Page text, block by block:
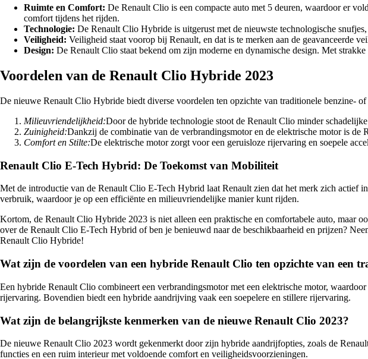
Ruimte en Comfort: De Renault Clio is een compacte auto met 5 deuren, waardoor er
comfort tijdens het rijden.
Technologie: De Renault Clio Hybride is uitgerust met de nieuwste technologische
Veiligheid: Veiligheid staat voorop bij Renault, en dat is te merken aan de geavanceerde
Design: De Renault Clio staat bekend om zijn moderne en dynamische design. Met
Voordelen van de Renault Clio Hybride 2023
De nieuwe Renault Clio Hybride biedt diverse voordelen ten opzichte van traditionele benzine-
Milieuvriendelijkheid:Door de hybride technologie stoot de Renault Clio minder
Zuinigheid:Dankzij de combinatie van de verbrandingsmotor en de elektrische motor is
Comfort en Stilte:De elektrische motor zorgt voor een geruisloze rijervaring en soepele
Renault Clio E-Tech Hybrid: De Toekomst van Mobiliteit
Met de introductie van de Renault Clio E-Tech Hybrid laat Renault zien dat het merk zich actief
verbruik, waardoor je op een efficiënte en milieuvriendelijke manier kunt rijden.
Kortom, de Renault Clio Hybride 2023 is niet alleen een praktische en comfortabele auto, maar
over de Renault Clio E-Tech Hybrid of ben je benieuwd naar de beschikbaarheid en prijzen?
Renault Clio Hybride!
Wat zijn de voordelen van een hybride Renault Clio ten opzichte van een
Een hybride Renault Clio combineert een verbrandingsmotor met een elektrische motor,
rijervaring. Bovendien biedt een hybride aandrijving vaak een soepelere en stillere rijervaring.
Wat zijn de belangrijkste kenmerken van de nieuwe Renault Clio 2023?
De nieuwe Renault Clio 2023 wordt gekenmerkt door zijn hybride aandrijfopties, zoals de
functies en een ruim interieur met voldoende comfort en veiligheidsvoorzieningen.